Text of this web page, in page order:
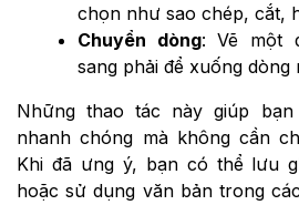
chọn như sao chép, cắt,
Chuyển dòng: Vẽ một
sang phải để xuống dòng
Những thao tác này giúp
nhanh chóng mà không cần
Khi đã ưng ý, bạn có thể lưu
hoặc sử dụng văn bản trong